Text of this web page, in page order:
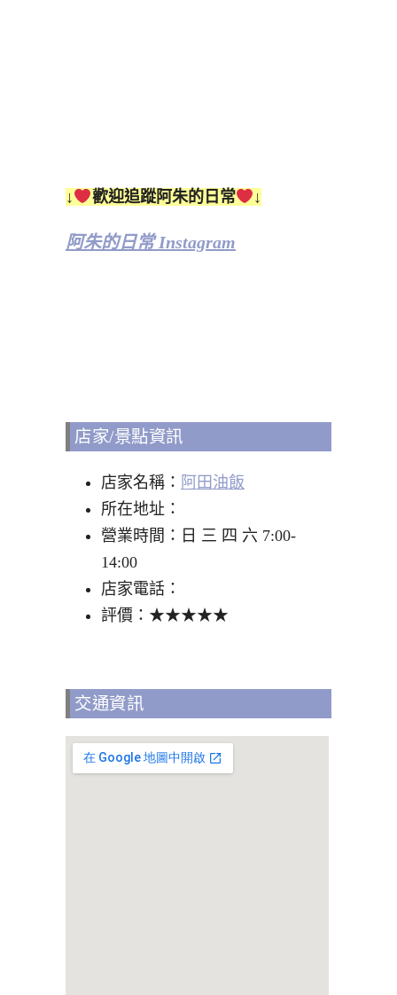
↓ 歡迎追蹤阿朱的日常 ↓
阿朱的日常 Instagram
店家/景點資訊
店家名稱： 阿田油飯
所在地址：
營業時間：日 三 四 六 7:00-
14:00
店家電話：
評價：★★★★★
交通資訊